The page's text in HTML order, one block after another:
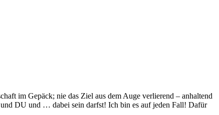
im Gepäck; nie das Ziel aus dem Auge verlierend – anhaltend
DU und … dabei sein darfst! Ich bin es auf jeden Fall! Dafür